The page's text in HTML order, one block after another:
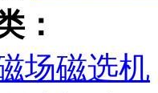
：
场磁选机